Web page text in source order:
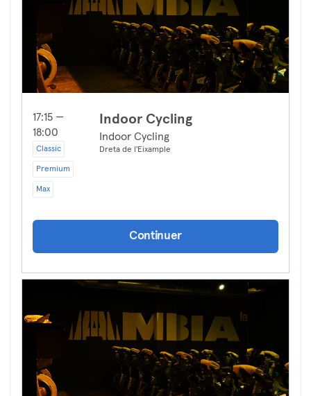
17:15 —
18:00
Classic
Premium
Max
Indoor Cycling
Indoor Cycling
Dreta de l'Eixample
Continuer